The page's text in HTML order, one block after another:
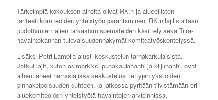
Tärkeimpiä kokouksen aiheita olivat RK:n ja alueellisten
rariteettikomiteoiden yhteistyön parantaminen, RK:n lajilistaltaan
pudottamien lajien tarkastamisperusteiden käsittely sekä Tiira-
havaintokannan tulevaisuudennäkymät komiteatyöskentelyssä.
Lisäksi Petri Lampila alusti keskustelun tarhakarkulaisista.
Jotkut lajit, kuten esimerkiksi punakaulahanhi ja kiljuhanhi, ovat
aiheuttaneet harrastajissa keskustelua tiettyjen yksilöiden
pinnakelpoisuuden suhteen, ja jatkossa pyritään tiivistämään eri
aluekomiteoiden yhteistyötä havaintojen arvioinnissa.